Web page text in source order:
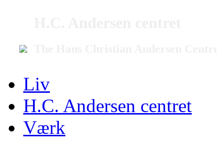
Liv
H.C. Andersen centret
Værk